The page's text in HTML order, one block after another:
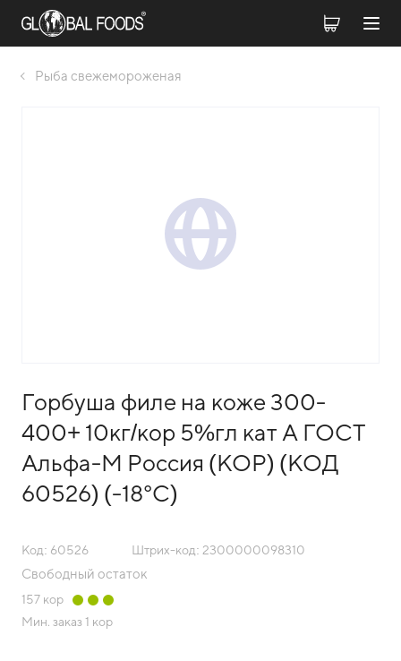
Рыба свежемороженая
Горбуша филе на коже 300-
400+ 10кг/кор 5%гл кат А ГОСТ
Альфа-М Россия (КОР) (КОД
60526) (-18°С)
Код: 60526 Штрих-код: 2300000098310
Свободный остаток
157 кор
Мин. заказ 1 кор